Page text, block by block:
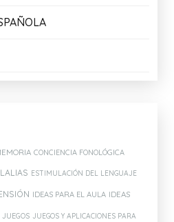
CONCIENCIA FONOLÓGICA
ESTIMULACIÓN DEL LENGUAJE
IDEAS PARA EL AULA IDEAS
JUEGOS JUEGOS Y APLICACIONES PARA